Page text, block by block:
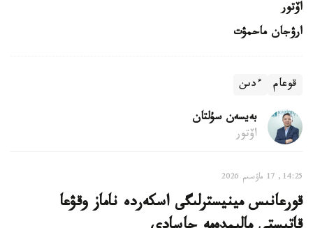
اۆتور
ارۋجان ماحمۋت
قوعام ءدىن
بەيسەن سۇلتان
اۆتور
14:25, 17 ماۋسىم 2026
قورعانىس مينيسترلىگى اسكەردە ناماز وقۋعا